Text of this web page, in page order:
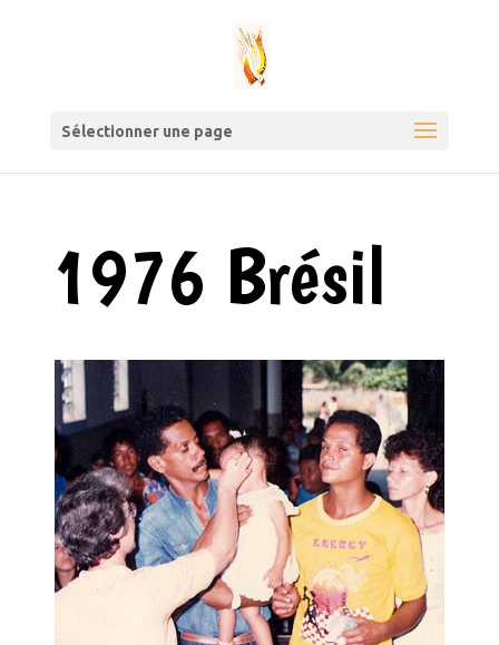
Sélectionner une page
1976 Brésil